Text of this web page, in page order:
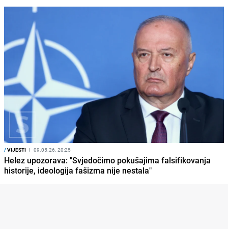
/VIJESTI I 09.05.26. 20:25
Helez upozorava: "Svjedočimo pokušajima falsifikovanja
historije, ideologija fašizma nije nestala"